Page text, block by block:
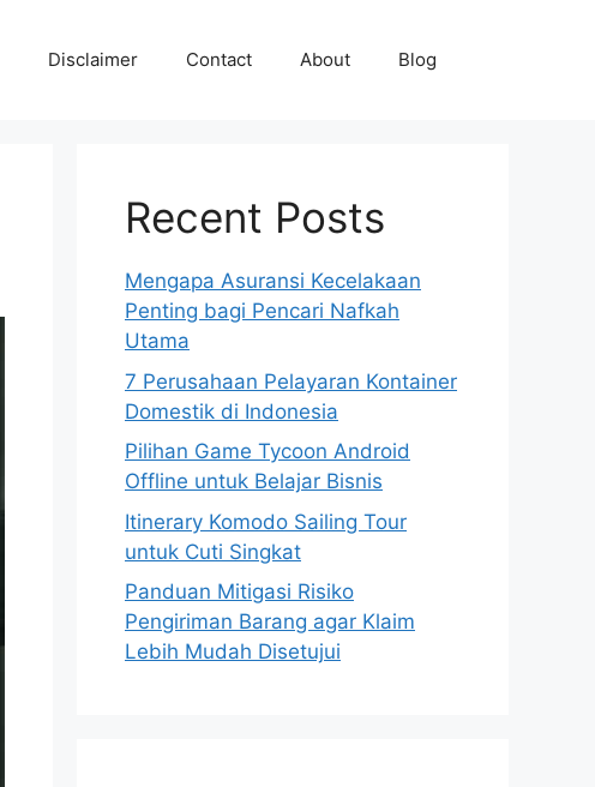
Disclaimer Contact About Blog
Recent Posts
Mengapa Asuransi Kecelakaan
Penting bagi Pencari Nafkah
Utama
7 Perusahaan Pelayaran Kontainer
Domestik di Indonesia
Pilihan Game Tycoon Android
Offline untuk Belajar Bisnis
Itinerary Komodo Sailing Tour
untuk Cuti Singkat
Panduan Mitigasi Risiko
Pengiriman Barang agar Klaim
Lebih Mudah Disetujui